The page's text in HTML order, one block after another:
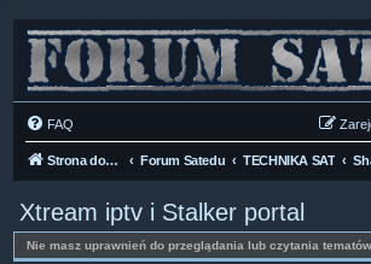
FAQ
Strona domowa Forum Satedu TECHNIKA SAT
Xtream iptv i Stalker portal
Nie masz uprawnień do przeglądania lub czytania